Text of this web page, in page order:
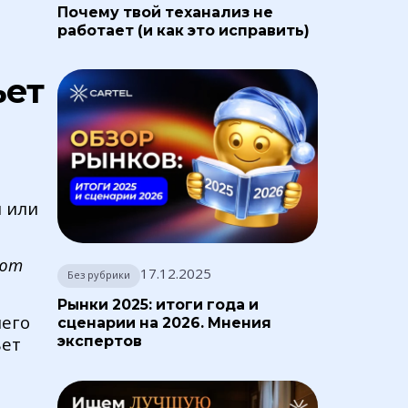
или
Почему твой теханализ не
работает (и как это исправить)
Без рубрики 17.12.2025
Рынки 2025: итоги года и
сценарии на 2026. Мнения
экспертов